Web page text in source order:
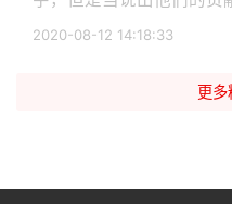
2020-08-12 14:18:33
更多